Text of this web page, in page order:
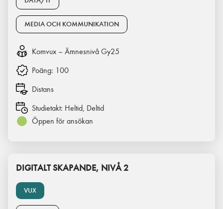
MEDIA OCH KOMMUNIKATION
Komvux – Ämnesnivå Gy25
Poäng: 100
Distans
Studietakt: Heltid, Deltid
Öppen för ansökan
VUX
DIGITALT SKAPANDE, NIVÅ 2